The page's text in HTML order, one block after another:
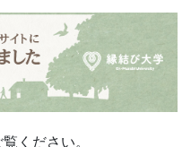
ください。